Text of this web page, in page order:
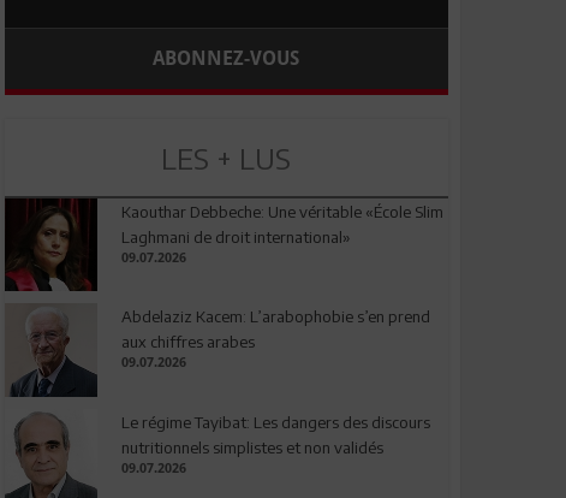
ABONNEZ-VOUS
LES + LUS
Kaouthar Debbeche: Une véritable «École Slim
Laghmani de droit international»
09.07.2026
Abdelaziz Kacem: L’arabophobie s’en prend
aux chiffres arabes
09.07.2026
Le régime Tayibat: Les dangers des discours
nutritionnels simplistes et non validés
09.07.2026